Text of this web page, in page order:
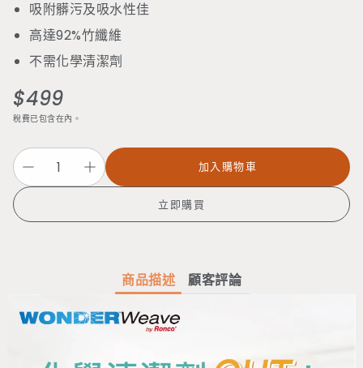
吸附髒污及吸水性佳
高達92%竹纖維
不需化學清潔劑
定
價
$499
稅費已包含在內。
加入購物車
立即購買
商品描述 顧客評論